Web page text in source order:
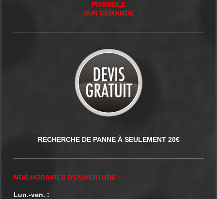
POSSIBLE
SUR DEMANDE
RECHERCHE DE PANNE À SEULEMENT 20€
NOS HORAIRES D'OUVERTURE :
Lun.-ven. :